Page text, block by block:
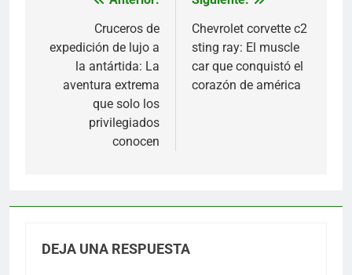
entradas
Cruceros de
expedición de lujo a
la antártida: La
aventura extrema
que solo los
privilegiados
conocen
Chevrolet corvette c2
sting ray: El muscle
car que conquistó el
corazón de américa
DEJA UNA RESPUESTA